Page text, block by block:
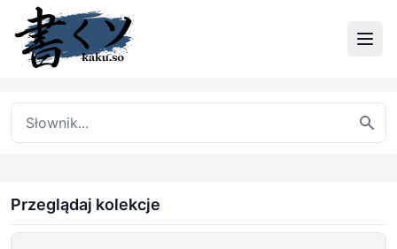
Przeglądaj kolekcje